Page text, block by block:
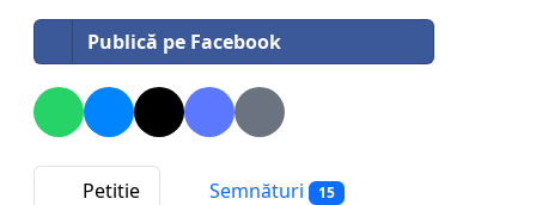
Publică pe Facebook
Petitie Semnături 15